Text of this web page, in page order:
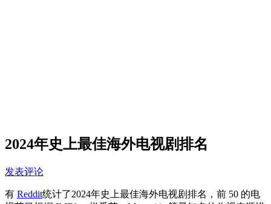
2024年史上最佳海外电视剧排名
发表评论
有 Reddit统计了2024年史上最佳海外电视剧排名，前 50 的电